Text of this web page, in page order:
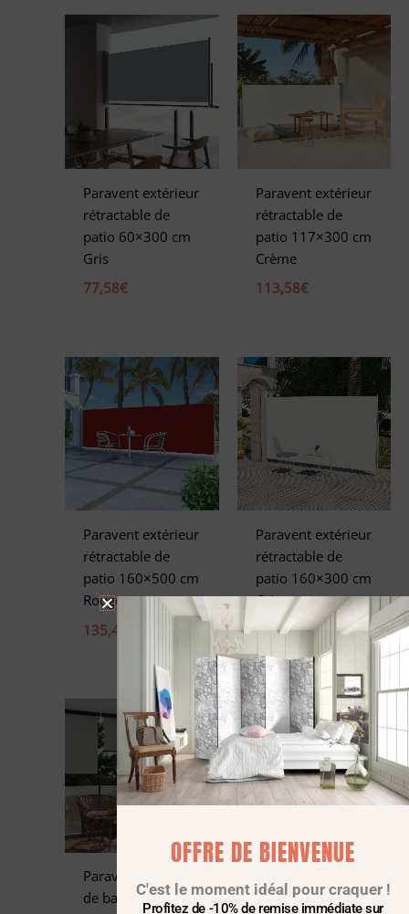
Paravent extérieur
rétractable de
patio 60×300 cm
Gris
77,58€
Paravent extérieur
rétractable de
patio 117×300 cm
Crème
113,58€
Paravent extérieur
rétractable de
patio 160×500 cm
Rouge
135,44
Paravent extérieur
rétractable de
patio 160×300 cm
Crème
100,78€
Paravent extérieur
de balcon
pliable de balcon
OFFRE DE BIENVENUE
C'est le moment idéal pour craquer !
Profitez de -10% de remise immédiate sur